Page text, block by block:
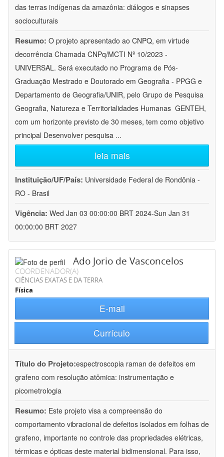
das terras indígenas da amazônia: diálogos e sinapses
socioculturais
Resumo: O projeto apresentado ao CNPQ, em virtude
decorrência Chamada CNPq/MCTI Nº 10/2023 -
UNIVERSAL. Será executado no Programa de Pós-
Graduação Mestrado e Doutorado em Geografia - PPGG e
Departamento de Geografia/UNIR, pelo Grupo de Pesquisa
Geografia, Natureza e Territorialidades Humanas  GENTEH,
com um horizonte previsto de 30 meses, tem como objetivo
principal Desenvolver pesquisa ...
leia mais
Instituição/UF/País: Universidade Federal de Rondônia -
RO - Brasil
Vigência: Wed Jan 03 00:00:00 BRT 2024-Sun Jan 31
00:00:00 BRT 2027
Ado Jorio de Vasconcelos
COORDENADOR(A)
CIÊNCIAS EXATAS E DA TERRA
Física
E-mail
Currículo
Título do Projeto:espectroscopia raman de defeitos em
grafeno com resolução atômica: instrumentação e
picometrologia
Resumo: Este projeto visa a compreensão do
comportamento vibracional de defeitos isolados em folhas de
grafeno, importante no controle das propriedades elétricas,
térmicas e ópticas deste material bidimensional. Para isso,